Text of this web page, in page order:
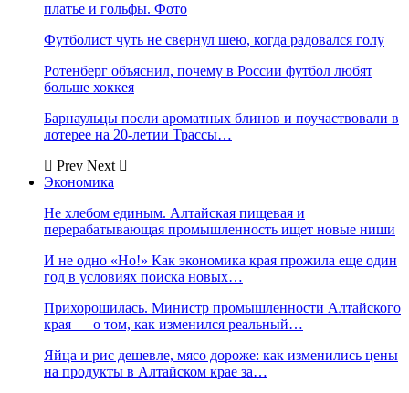
платье и гольфы. Фото
Футболист чуть не свернул шею, когда радовался голу
Ротенберг объяснил, почему в России футбол любят
больше хоккея
Барнаульцы поели ароматных блинов и поучаствовали в
лотерее на 20-летии Трассы…
Prev Next
Экономика
Не хлебом единым. Алтайская пищевая и
перерабатывающая промышленность ищет новые ниши
И не одно «Но!» Как экономика края прожила еще один
год в условиях поиска новых…
Прихорошилась. Министр промышленности Алтайского
края — о том, как изменился реальный…
Яйца и рис дешевле, мясо дороже: как изменились цены
на продукты в Алтайском крае за…